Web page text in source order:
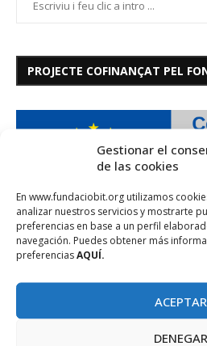
Gestionar el
de las cookies
En www.fundaciobit.org utilizamos
analizar nuestros servicios y mostrarte
preferencias en base a un perfil
navegación. Puedes obtener más
preferenciasAQUÍ.
ACEPTAR
DENEGAR
PROJECTE COFINANÇAT PEL